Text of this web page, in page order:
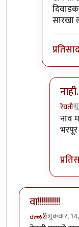
सारखा
नाही.
रेवती
In
नाव
वा!!!!!!!!!!!
वल्लरीशुक्रवार,